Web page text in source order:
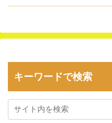
キーワードで検索